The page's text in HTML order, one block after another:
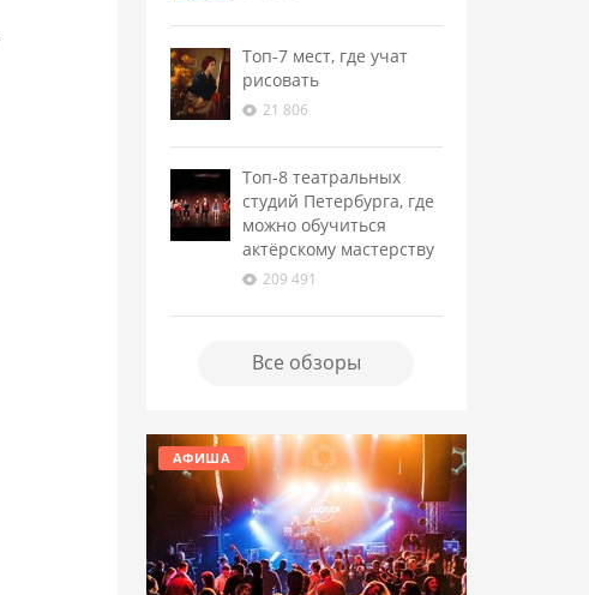
Топ-7 мест, где учат
рисовать
21 806
Топ-8 театральных
студий Петербурга, где
можно обучиться
актёрскому мастерству
209 491
Все обзоры
АФИША